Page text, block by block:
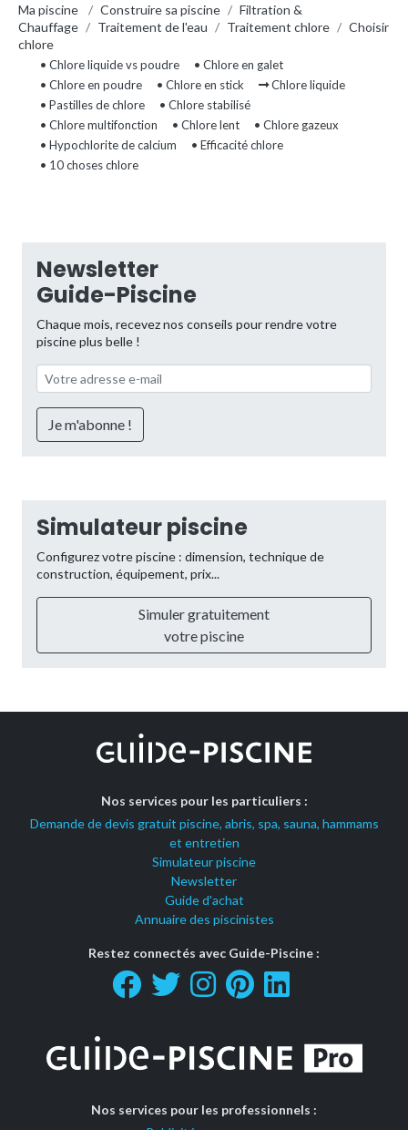
Ma piscine / Construire sa piscine / Filtration &
Chauffage / Traitement de l'eau / Traitement chlore / Choisir
chlore
• Chlore liquide vs poudre
• Chlore en galet
• Chlore en poudre
• Chlore en stick
Chlore liquide
• Pastilles de chlore
• Chlore stabilisé
• Chlore multifonction
• Chlore lent
• Chlore gazeux
• Hypochlorite de calcium
• Efficacité chlore
• 10 choses chlore
Newsletter
Guide-Piscine
Chaque mois, recevez nos conseils pour rendre votre
piscine plus belle !
Simulateur piscine
Configurez votre piscine : dimension, technique de
construction, équipement, prix...
Simuler gratuitement
votre piscine
Nos services pour les particuliers :
Demande de devis gratuit piscine, abris, spa, sauna, hammams
et entretien
Simulateur piscine
Newsletter
Guide d'achat
Annuaire des piscinistes
Restez connectés avec Guide-Piscine :
Nos services pour les professionnels :